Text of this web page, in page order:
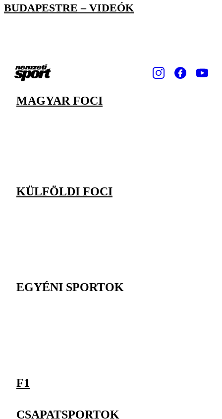
BUDAPESTRE – VIDEÓK
MAGYAR FOCI
KÜLFÖLDI FOCI
EGYÉNI SPORTOK
F1
CSAPATSPORTOK